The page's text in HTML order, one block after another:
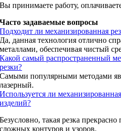
Вы принимаете работу,
Часто задаваемые вопросы
Подходит ли механизированная
Да, данная технология отлично
металлами, обеспечивая чистый
Какой самый распространенный
резки?
Самыми популярными методами
лазерный.
Используется ли
изделий?
Безусловно, такая резка
сложных контуров и узоров.